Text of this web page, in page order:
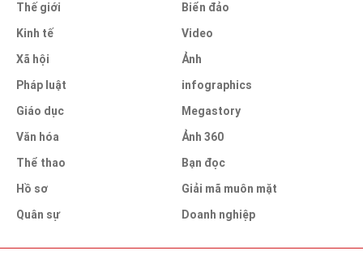
Thế giới
Kinh tế
Xã hội
Pháp luật
Giáo dục
Văn hóa
Thể thao
Hồ sơ
Quân sự
Biển đảo
Video
Ảnh
infographics
Megastory
Ảnh 360
Bạn đọc
Giải mã muôn mặt
Doanh nghiệp